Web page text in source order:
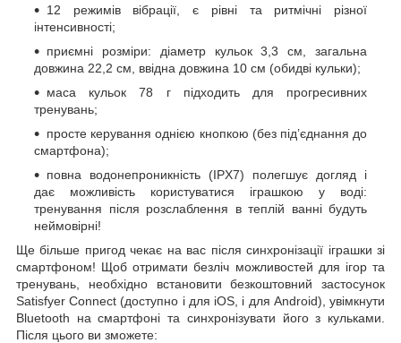
12 режимів вібрації, є рівні та ритмічні різної
інтенсивності;
приємні розміри: діаметр кульок 3,3 см, загальна
довжина 22,2 см, ввідна довжина 10 см (обидві кульки);
маса кульок 78 г підходить для прогресивних
тренувань;
просте керування однією кнопкою (без під’єднання до
смартфона);
повна водонепроникність (IPX7) полегшує догляд і
дає можливість користуватися іграшкою у воді:
тренування після розслаблення в теплій ванні будуть
неймовірні!
Ще більше пригод чекає на вас після синхронізації іграшки зі
смартфоном! Щоб отримати безліч можливостей для ігор та
тренувань, необхідно встановити безкоштовний застосунок
Satisfyer Connect (доступно і для iOS, і для Android), увімкнути
Bluetooth на смартфоні та синхронізувати його з кульками.
Після цього ви зможете: